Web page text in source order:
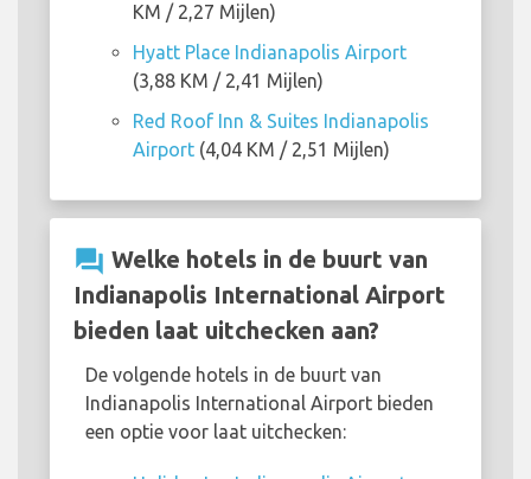
KM / 2,27 Mijlen)
Hyatt Place Indianapolis Airport
(3,88 KM / 2,41 Mijlen)
Red Roof Inn & Suites Indianapolis
Airport (4,04 KM / 2,51 Mijlen)
question_answer Welke hotels in de buurt van
Indianapolis International Airport
bieden laat uitchecken aan?
De volgende hotels in de buurt van
Indianapolis International Airport bieden
een optie voor laat uitchecken: